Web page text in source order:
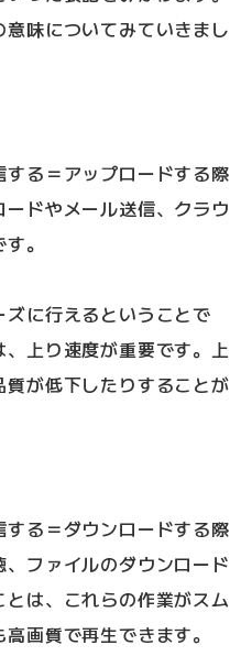
味についてみていきまし
る＝アップロードする際
ドやメール送信、クラウ
。
に行えるということで
上り速度が重要です。上
が低下したりすることが
る＝ダウンロードする際
ファイルのダウンロード
は、これらの作業がスム
画質で再生できます。